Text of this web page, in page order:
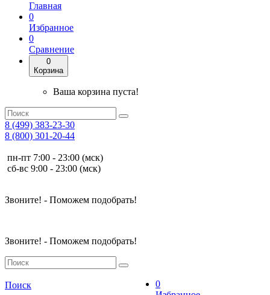
Главная
0
Избранное
0
Сравнение
0
Корзина
Ваша корзина пуста!
8 (499) 383-23-30
8 (800) 301-20-44
пн-пт 7:00 - 23:00 (мск)
сб-вс 9:00 - 23:00 (мск)
Звоните! - Поможем подобрать!
Звоните! - Поможем подобрать!
0
Поиск